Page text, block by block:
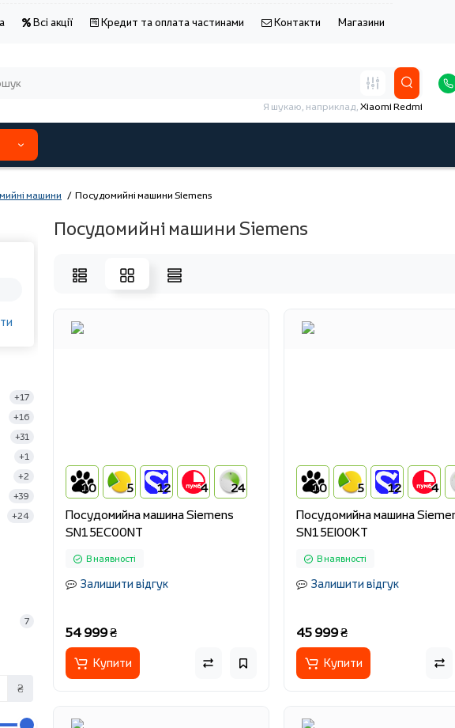
Всі акції Кредит та оплата частинами Контакти Магазини
Я шукаю, наприклад,Xiaomi Redmi
машини Посудомийні машини Siemens
+17
+16
+31
+1
+2
+39
+24
7
₴
Посудомийні машини Siemens
10 5 12 4 24
Посудомийна машина Siemens
SN15EC00NT
В наявності
Залишити відгук
54 999 ₴
Купити
10 5 12 4
Посудомийна машина
SN15EI00KT
В наявності
Залишити відгук
45 999 ₴
Купити